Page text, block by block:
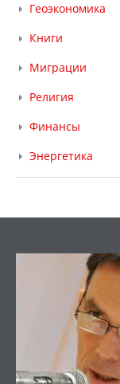
Геоэкономика
Книги
Миграции
Религия
Финансы
Энергетика